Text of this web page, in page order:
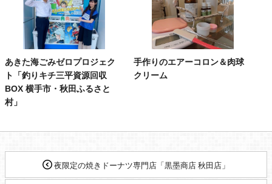
あきた海ごみゼロプロジェク
ト「釣りキチ三平資源回収
BOX 横手市・秋田ふるさと
村」
手作りのエアーコロン＆肉球
クリーム
夜限定の焼きドーナツ専門店「黒墨商店 秋田店」